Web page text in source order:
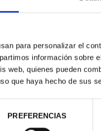
para personalizar el
información sobre
web, quienes pueden
que haya hecho de sus
PREFERENCIAS